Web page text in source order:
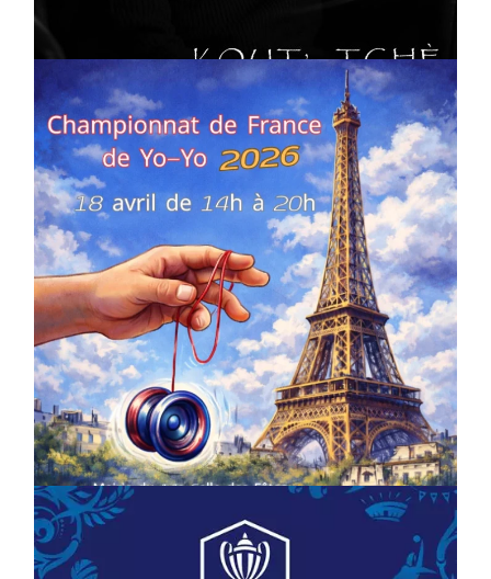
On
COMPÉTITIONS CULTURE EN FAMILLE JEUNESSE & SPORTS
Championnat de France de la FYYA
le 18 avril – Paris 14e
On18/03/2026byWebmaster2Risi